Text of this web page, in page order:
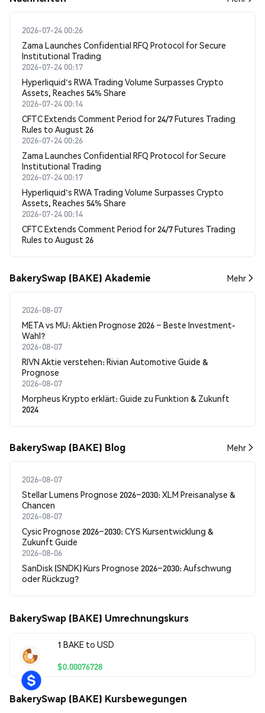
2026-07-24 00:26
Zama Launches Confidential RFQ Protocol for Secure
Institutional Trading
2026-07-24 00:17
Hyperliquid's RWA Trading Volume Surpasses Crypto
Assets, Reaches 54% Share
2026-07-24 00:14
CFTC Extends Comment Period for 24/7 Futures Trading
Rules to August 26
2026-07-24 00:26
Zama Launches Confidential RFQ Protocol for Secure
Institutional Trading
2026-07-24 00:17
Hyperliquid's RWA Trading Volume Surpasses Crypto
Assets, Reaches 54% Share
2026-07-24 00:14
CFTC Extends Comment Period for 24/7 Futures Trading
Rules to August 26
BakerySwap (BAKE) Akademie Mehr
2026-08-07
META vs MU: Aktien Prognose 2026 – Beste Investment-
Wahl?
2026-08-07
RIVN Aktie verstehen: Rivian Automotive Guide &
Prognose
2026-08-07
Morpheus Krypto erklärt: Guide zu Funktion & Zukunft
2024
BakerySwap (BAKE) Blog Mehr
2026-08-07
Stellar Lumens Prognose 2026–2030: XLM Preisanalyse &
Chancen
2026-08-07
Cysic Prognose 2026–2030: CYS Kursentwicklung &
Zukunft Guide
2026-08-06
SanDisk (SNDK) Kurs Prognose 2026–2030: Aufschwung
oder Rückzug?
BakerySwap (BAKE) Umrechnungskurs
1 BAKE to USD
$0.00076728
BakerySwap (BAKE) Kursbewegungen